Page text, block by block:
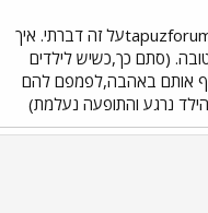
והשלכותיהן./tapuzforum/images/Emo201.gifעל זה דברתי. איך
(סתם כך,כשיש לילדים
אותם באהבה,לפמפם להם
נרגע והתופעה נעלמת)